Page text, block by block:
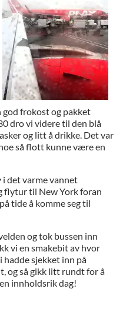
god frokost og pakket
dro vi videre til den blå
og litt å drikke. Det var
så flott kunne være en
det varme vannet
flytur til New York foran
tide å komme seg til
og tok bussen inn
vi en smakebit av hvor
hadde sjekket inn på
og så gikk litt rundt for å
innholdsrik dag!